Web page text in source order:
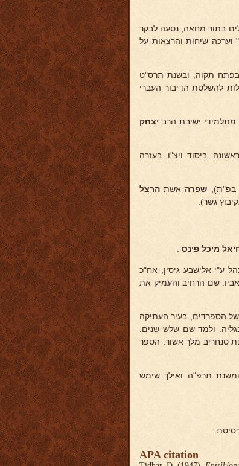
בתור מחאה, נסעה לבקר
שיחות והרצאות על
בפתח תקוה, ובשנת תרס"ט
להשלטת הדיבור העברי
מתלמידי ישיבת הרב יצחק
ביסוד ויצ"ו, בעזרה
בפ"ת), שפרה אשת הרצל
גשר).
מיכל פינס
ע"י אלישבע גיסין; אח"כ
שם הרחיב והעמיק את
הספרדים, בעיר העתיקה
ולמד שם שלש שנים.
סנחריב מלך אשור. הספר
ומשנת תרפ"ה ואילך שימש
APA citation